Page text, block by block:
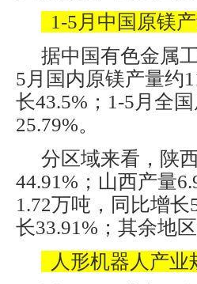
1-5月中国原镁
据中国有色金属
5月国内原镁产量约
长43.5%；1-5月全
25.79%。
分区域来看，陕
44.91%；山西产量
1.72万吨，同比增
长33.91%；其余地
人形机器人产